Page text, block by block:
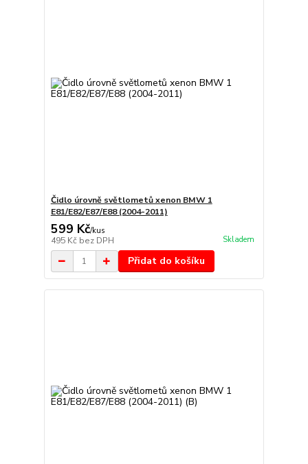
Čidlo úrovně světlometů xenon BMW 1
E81/E82/E87/E88 (2004-2011)
599 Kč/kus
495 Kč bez DPH Skladem
Přidat do košíku